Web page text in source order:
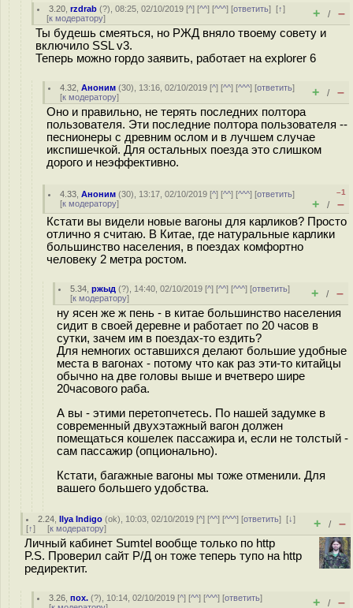
3.20 ,rzdrab (?), 08:25, 02/10/2019 [^] [^^] [^^^] [ответить][↑]
[к модератору] + / –
Ты будешь смеяться, но РЖД вняло твоему совету и
включило SSL v3.
Теперь можно гордо заявить, работает на explorer 6
4.32 ,Аноним (30), 13:16, 02/10/2019 [^] [^^] [^^^] [ответить]
[к модератору] + / –
Оно и правильно, не терять последних полтора
пользователя. Эти последние полтора пользователя --
песнионеры с древним ослом и в лучшем случае
икспишечкой. Для остальных поезда это слишком
дорого и неэффективно.
4.33 ,Аноним (30), 13:17, 02/10/2019 [^] [^^] [^^^] [ответить]
[к модератору]
–1
+ / –
Кстати вы видели новые вагоны для карликов? Просто
отлично я считаю. В Китае, где натуральные карлики
большинство населения, в поездах комфортно
человеку 2 метра ростом.
5.34 ,ржыд (?), 14:40, 02/10/2019 [^] [^^] [^^^] [ответить]
[к модератору] + / –
ну ясен же ж пень - в китае большинство населения
сидит в своей деревне и работает по 20 часов в
сутки, зачем им в поездах-то ездить?
Для немногих оставшихся делают большие удобные
места в вагонах - потому что как раз эти-то китайцы
обычно на две головы выше и вчетверо шире
20часового раба.
А вы - этими перетопчетесь. По нашей задумке в
современный двухэтажный вагон должен
помещаться кошелек пассажира и, если не толстый -
сам пассажир (опционально).
Кстати, багажные вагоны мы тоже отменили. Для
вашего большего удобства.
2.24 ,Ilya Indigo (ok), 10:03, 02/10/2019 [^] [^^] [^^^] [ответить][↓]
[↑] [к модератору] + / –
Личный кабинет Sumtel вообще только по http
P.S. Проверил сайт Р/Д он тоже теперь тупо на http
редиректит.
3.26 ,пох. (?), 10:14, 02/10/2019 [^] [^^] [^^^] [ответить]
+ / –